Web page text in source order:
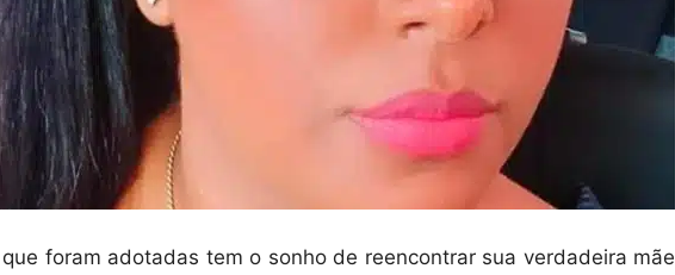
foram adotadas tem o sonho de reencontrar sua verdadeira mãe